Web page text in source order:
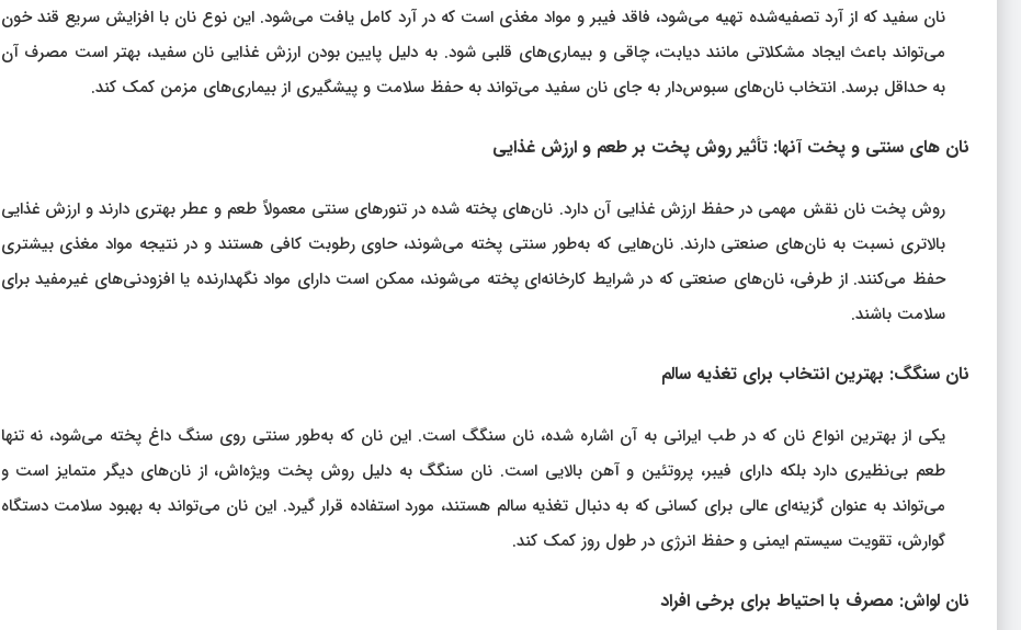
نان سفید که از آرد تصفیه‌شده تهیه می‌شود، فاقد فیبر و مواد مغذی است که در آرد کامل یافت می‌شود. این نوع نان با افزایش سریع قند خون
می‌تواند باعث ایجاد مشکلاتی مانند دیابت، چاقی و بیماری‌های قلبی شود. به دلیل پایین بودن ارزش غذایی نان سفید، بهتر است مصرف آن
به حداقل برسد. انتخاب نان‌های سبوس‌دار به جای نان سفید می‌تواند به حفظ سلامت و پیشگیری از بیماری‌های مزمن کمک کند.
نان‌ های سنتی و پخت آنها: تأثیر روش پخت بر طعم و ارزش غذایی
روش پخت نان نقش مهمی در حفظ ارزش غذایی آن دارد. نان‌های پخته شده در تنورهای سنتی معمولاً طعم و عطر بهتری دارند و ارزش غذایی
بالاتری نسبت به نان‌های صنعتی دارند. نان‌هایی که به‌طور سنتی پخته می‌شوند، حاوی رطوبت کافی هستند و در نتیجه مواد مغذی بیشتری
حفظ می‌کنند. از طرفی، نان‌های صنعتی که در شرایط کارخانه‌ای پخته می‌شوند، ممکن است دارای مواد نگهدارنده یا افزودنی‌های غیرمفید برای
سلامت باشند.
نان سنگگ: بهترین انتخاب برای تغذیه سالم
یکی از بهترین انواع نان که در طب ایرانی به آن اشاره شده، نان سنگگ است. این نان که به‌طور سنتی روی سنگ داغ پخته می‌شود، نه تنها
طعم بی‌نظیری دارد بلکه دارای فیبر، پروتئین و آهن بالایی است. نان سنگگ به دلیل روش پخت ویژه‌اش، از نان‌های دیگر متمایز است و
می‌تواند به عنوان گزینه‌ای عالی برای کسانی که به دنبال تغذیه سالم هستند، مورد استفاده قرار گیرد. این نان می‌تواند به بهبود سلامت دستگاه
گوارش، تقویت سیستم ایمنی و حفظ انرژی در طول روز کمک کند.
نان لواش: مصرف با احتیاط برای برخی افراد